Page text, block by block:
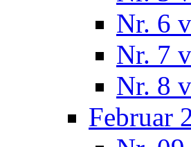
Nr. 6
Nr. 7
Nr. 8
Februar